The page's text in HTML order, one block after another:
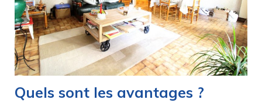
Quels sont les avantages ?